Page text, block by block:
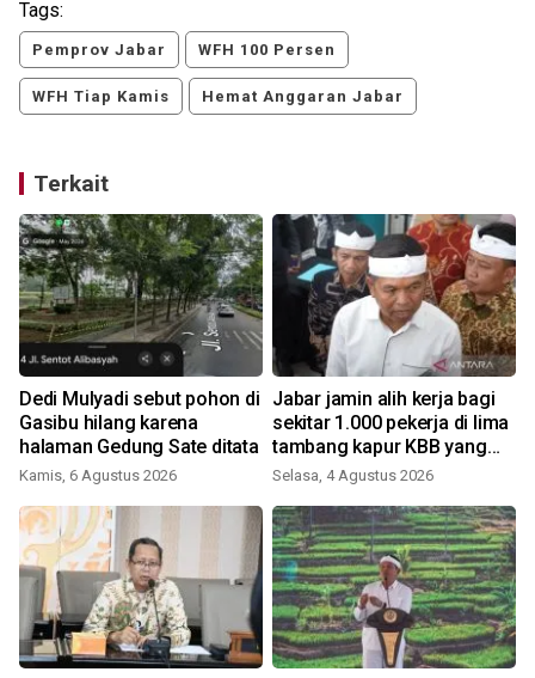
Tags:
Pemprov Jabar WFH 100 Persen
WFH Tiap Kamis Hemat Anggaran Jabar
Terkait
Dedi Mulyadi sebut pohon di
Gasibu hilang karena
halaman Gedung Sate ditata
Kamis, 6 Agustus 2026
Jabar jamin alih kerja bagi
sekitar 1.000 pekerja di lima
tambang kapur KBB yang
ditutup
Selasa, 4 Agustus 2026